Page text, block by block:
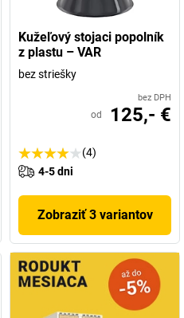
Kužeľový stojaci popolník
z plastu – VAR
bez striešky
bez DPH
od 125,- €
(4)
4-5 dni
Zobraziť 3 variantov